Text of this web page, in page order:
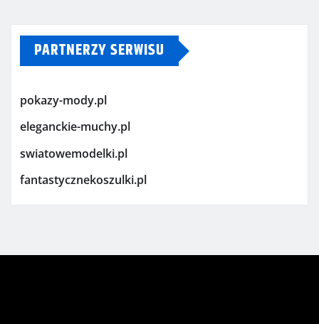
PARTNERZY SERWISU
pokazy-mody.pl
eleganckie-muchy.pl
swiatowemodelki.pl
fantastycznekoszulki.pl